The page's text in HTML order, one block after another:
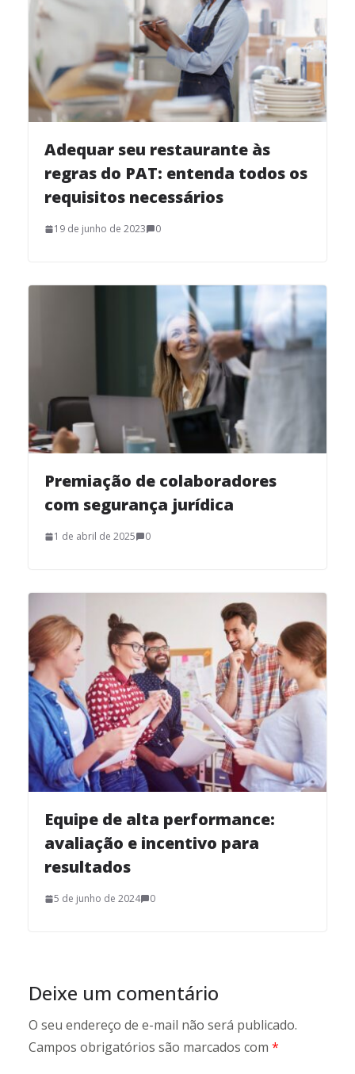
Adequar seu restaurante às
regras do PAT: entenda todos os
requisitos necessários
19 de junho de 2023 0
Premiação de colaboradores
com segurança jurídica
1 de abril de 2025 0
Equipe de alta performance:
avaliação e incentivo para
resultados
5 de junho de 2024 0
Deixe um comentário
O seu endereço de e-mail não será publicado.
Campos obrigatórios são marcados com *